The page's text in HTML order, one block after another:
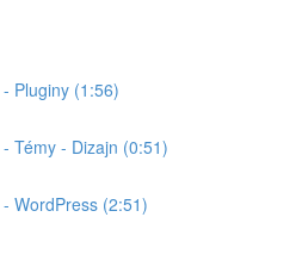
Pluginy (1:56)
Témy - Dizajn (0:51)
WordPress (2:51)